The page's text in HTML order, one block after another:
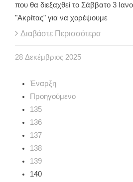
που θα διεξαχθεί το Σάββατο 3
"Ακρίτας" για να χορέψουμε
Διαβάστε Περισσότερα
28 Δεκέμβριος 2025
Έναρξη
Προηγούμενο
135
136
137
138
139
140